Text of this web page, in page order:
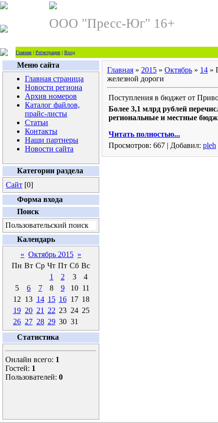
ООО "Пресс-Юг" 16+
Главная | Регистрация | Вход
Меню сайта
Главная страница
Новости региона
Архив номеров
Каталог файлов,
прайс-листы
Статьи
Контакты
Наши партнеры
Новости сайта
Категории раздела
Сайт [0]
Форма входа
Поиск
Пользовательский поиск
Календарь
« Октябрь 2015 »
Пн Вт Ср Чт Пт Сб Вс
1
2 3
4
5
6 7 8 9 10 11
12 13 14 15 16 17 18
19 20 21 22 23 24 25
26 27 28 29 30 31
Статистика
Онлайн всего: 1
Гостей: 1
Пользователей: 0
Главная » 2015 » Октябрь » 14 »
железной дороги
Поступления в бюджет от
Более 3,1 млрд рублей
региональные и местные
Читать полностью...
Просмотров: 667 | Добавил: pleh